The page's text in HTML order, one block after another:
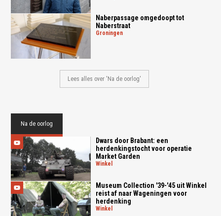
Naberpassage omgedoopt tot
Naberstraat
groningen
Lees alles over 'Na de oorlog'
Na de oorlog
Dwars door Brabant: een
herdenkingstocht voor operatie
Market Garden
winkel
Museum Collection '39-'45 uit Winkel
reist af naar Wageningen voor
herdenking
winkel